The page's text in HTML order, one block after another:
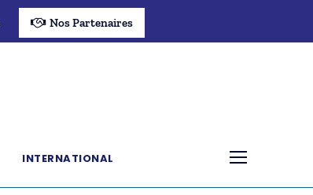
Nos Partenaires
INTERNATIONAL